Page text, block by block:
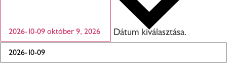
2026-10-09 október 9, 2026 Dátum kiválasztása.